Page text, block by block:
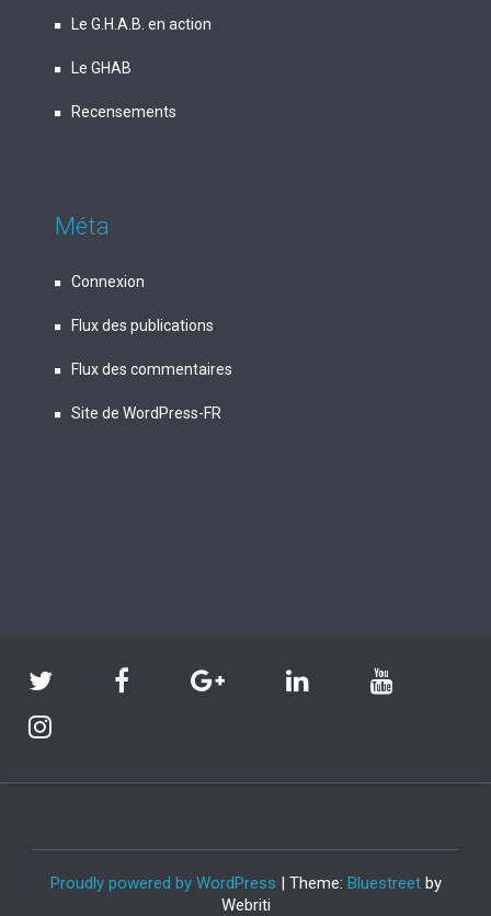
Le G.H.A.B. en action
Le GHAB
Recensements
Méta
Connexion
Flux des publications
Flux des commentaires
Site de WordPress-FR
Proudly powered by WordPress | Theme: Bluestreetby
Webriti